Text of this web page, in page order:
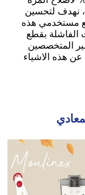
، نهدف لتحسين
مستخدمي هذه
الفاشلة بقطع
المتخصصين
هذه الاشياء